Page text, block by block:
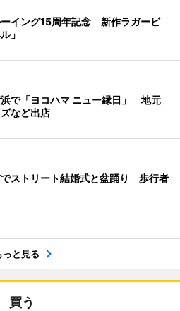
イング15周年記念 新作ラガービ
」
で「ヨコハマ ニュー縁日」 地元
など出店
ストリート結婚式と盆踊り 歩行者
っと見る
買う